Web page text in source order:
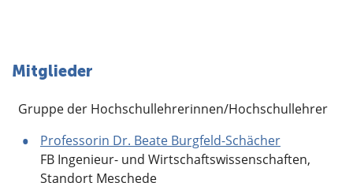
Mitglieder
Gruppe der Hochschullehrerinnen/Hochschullehrer
Professorin Dr. Beate Burgfeld-Schächer
FB Ingenieur- und Wirtschaftswissenschaften,
Standort Meschede